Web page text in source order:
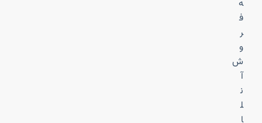
ه
ف
ر
و
ش
آ
ن
ل
ا